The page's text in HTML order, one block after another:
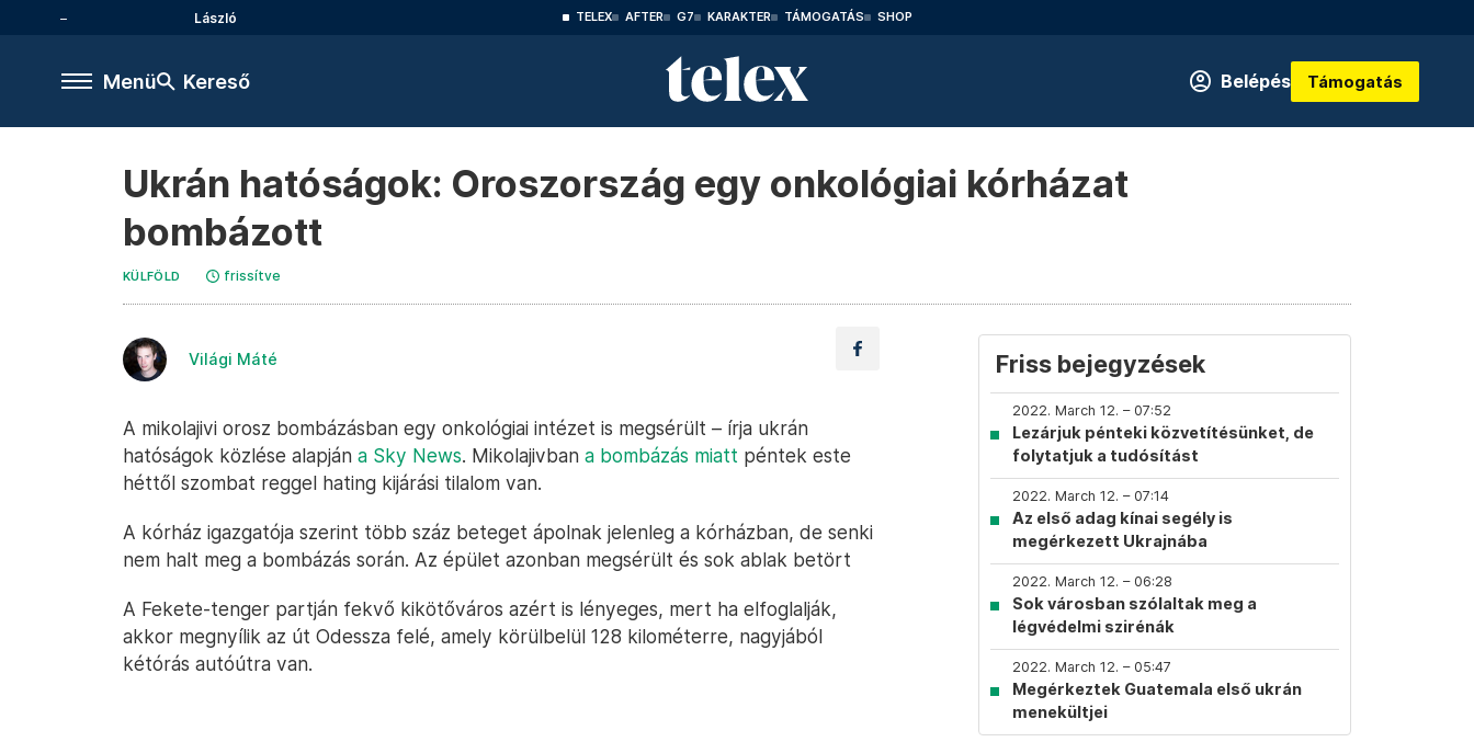
László TELEX AFTER G7 KARAKTER TÁMOGATÁS SHOP
Menü Kereső Belépés Támogatás
Ukrán hatóságok: Oroszország egy onkológiai kórházat
bombázott
KÜLFÖLD frissítve
Világi Máté
A mikolajivi orosz bombázásban egy onkológiai intézet is megsérült – írja ukrán
hatóságok közlése alapján a Sky News. Mikolajivban a bombázás miatt péntek este
héttől szombat reggel hating kijárási tilalom van.
A kórház igazgatója szerint több száz beteget ápolnak jelenleg a kórházban, de senki
nem halt meg a bombázás során. Az épület azonban megsérült és sok ablak betört
A Fekete-tenger partján fekvő kikötőváros azért is lényeges, mert ha elfoglalják,
akkor megnyílik az út Odessza felé, amely körülbelül 128 kilométerre, nagyjából
kétórás autóútra van.
Friss bejegyzések
2022. March 12. – 07:52
Lezárjuk pénteki közvetítésünket, de
folytatjuk a tudósítást
2022. March 12. – 07:14
Az első adag kínai segély is
megérkezett Ukrajnába
2022. March 12. – 06:28
Sok városban szólaltak meg a
légvédelmi szirénák
2022. March 12. – 05:47
Megérkeztek Guatemala első ukrán
menekültjei